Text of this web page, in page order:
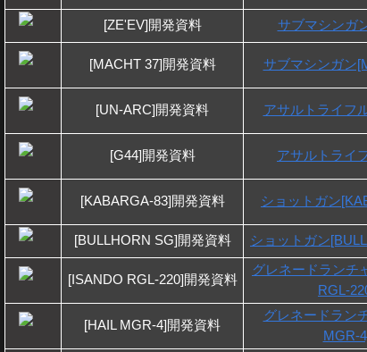
[ZE'EV]開発資料 サブマシンガ
[MACHT 37]開発資料 サブマシンガン
[UN-ARC]開発資料 アサルトライフ
[G44]開発資料 アサルトライ
[KABARGA-83]開発資料 ショットガン
[BULLHORN SG]開発資料
ショットガン
[ISANDO RGL-220]開発資料
グレネードランチ
RGL-
[HAIL MGR-4]開発資料
グレネードラン
MGR-